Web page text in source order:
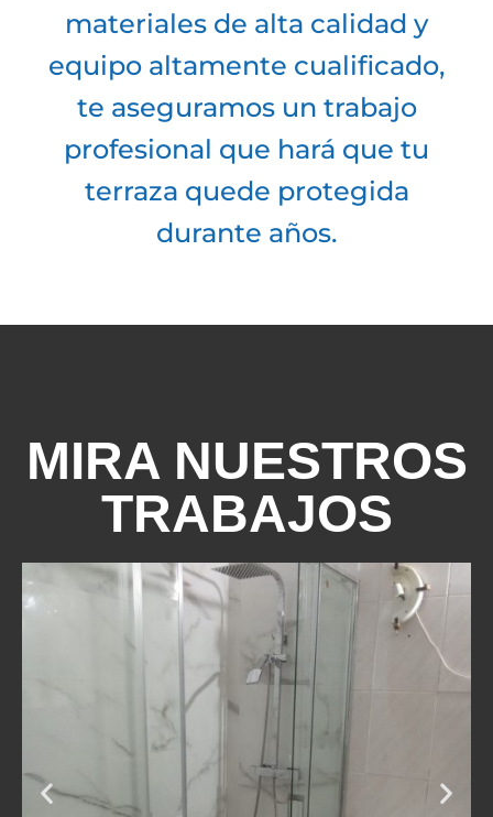
materiales de alta calidad y
equipo altamente cualificado,
te aseguramos un trabajo
profesional que hará que tu
terraza quede protegida
durante años.
MIRA NUESTROS
TRABAJOS